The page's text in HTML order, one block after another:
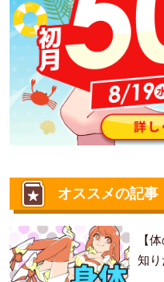
オススメの記事
【
知り